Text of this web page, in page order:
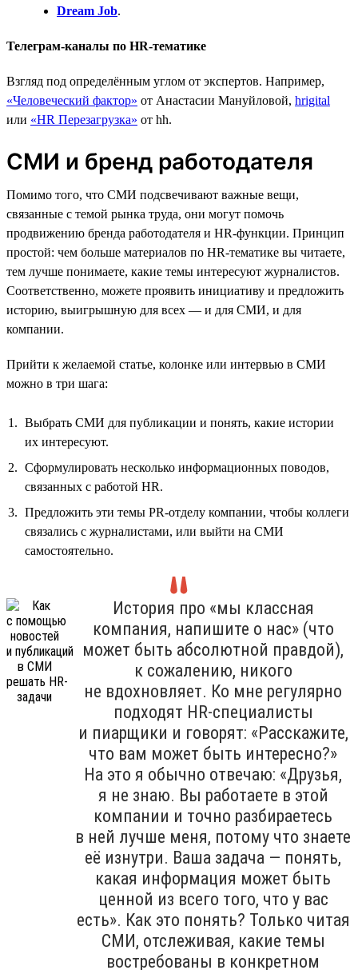
Dream Job.
Телеграм-каналы по HR-тематике
Взгляд под определённым углом от экспертов. Например,
«Человеческий фактор» от Анастасии Мануйловой, hrigital
или «HR Перезагрузка» от hh.
СМИ и бренд работодателя
Помимо того, что СМИ подсвечивают важные вещи,
связанные с темой рынка труда, они могут помочь
продвижению бренда работодателя и HR-функции. Принцип
простой: чем больше материалов по HR-тематике вы читаете,
тем лучше понимаете, какие темы интересуют журналистов.
Соответственно, можете проявить инициативу и предложить
историю, выигрышную для всех — и для СМИ, и для
компании.
Прийти к желаемой статье, колонке или интервью в СМИ
можно в три шага:
Выбрать СМИ для публикации и понять, какие истории
их интересуют.
Сформулировать несколько информационных поводов,
связанных с работой HR.
Предложить эти темы PR-отделу компании, чтобы коллеги
связались с журналистами, или выйти на СМИ
самостоятельно.
История про «мы классная
компания, напишите о нас» (что
может быть абсолютной правдой),
к сожалению, никого
не вдохновляет. Ко мне регулярно
подходят HR-специалисты
и пиарщики и говорят: «Расскажите,
что вам может быть интересно?»
На это я обычно отвечаю: «Друзья,
я не знаю. Вы работаете в этой
компании и точно разбираетесь
в ней лучше меня, потому что знаете
её изнутри. Ваша задача — понять,
какая информация может быть
ценной из всего того, что у вас
есть». Как это понять? Только читая
СМИ, отслеживая, какие темы
востребованы в конкретном